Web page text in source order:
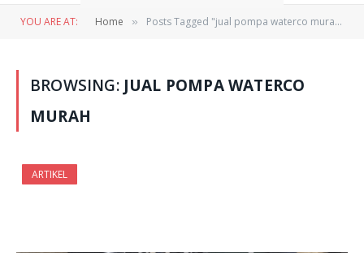
YOU ARE AT: Home » Posts Tagged "jual pompa waterco murah"
BROWSING: JUAL POMPA WATERCO
MURAH
ARTIKEL